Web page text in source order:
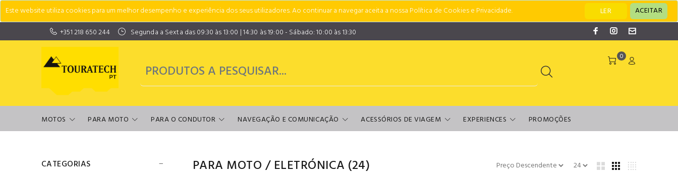
Este website utiliza cookies para um melhor desempenho e experiência dos seus utilizadores. Ao continuar a navegar aceita a nossa Política de Cookies e Privacidade. LER
ACEITAR
+351 218 650 244
Segunda a Sexta das 09:30 às 13:00 | 14:30 às 19:00 - Sábado: 10:00 às 13:30
0
MOTOS PARA MOTO PARA O CONDUTOR NAVEGAÇÃO E COMUNICAÇÃO ACESSÓRIOS DE VIAGEM EXPERIENCES PROMOÇÕES
CATEGORIAS PARA MOTO / ELETRÓNICA (24)